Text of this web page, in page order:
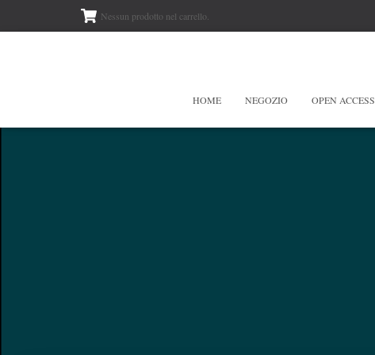
Nessun prodotto nel carrello.
HOME NEGOZIO OPEN ACCESS